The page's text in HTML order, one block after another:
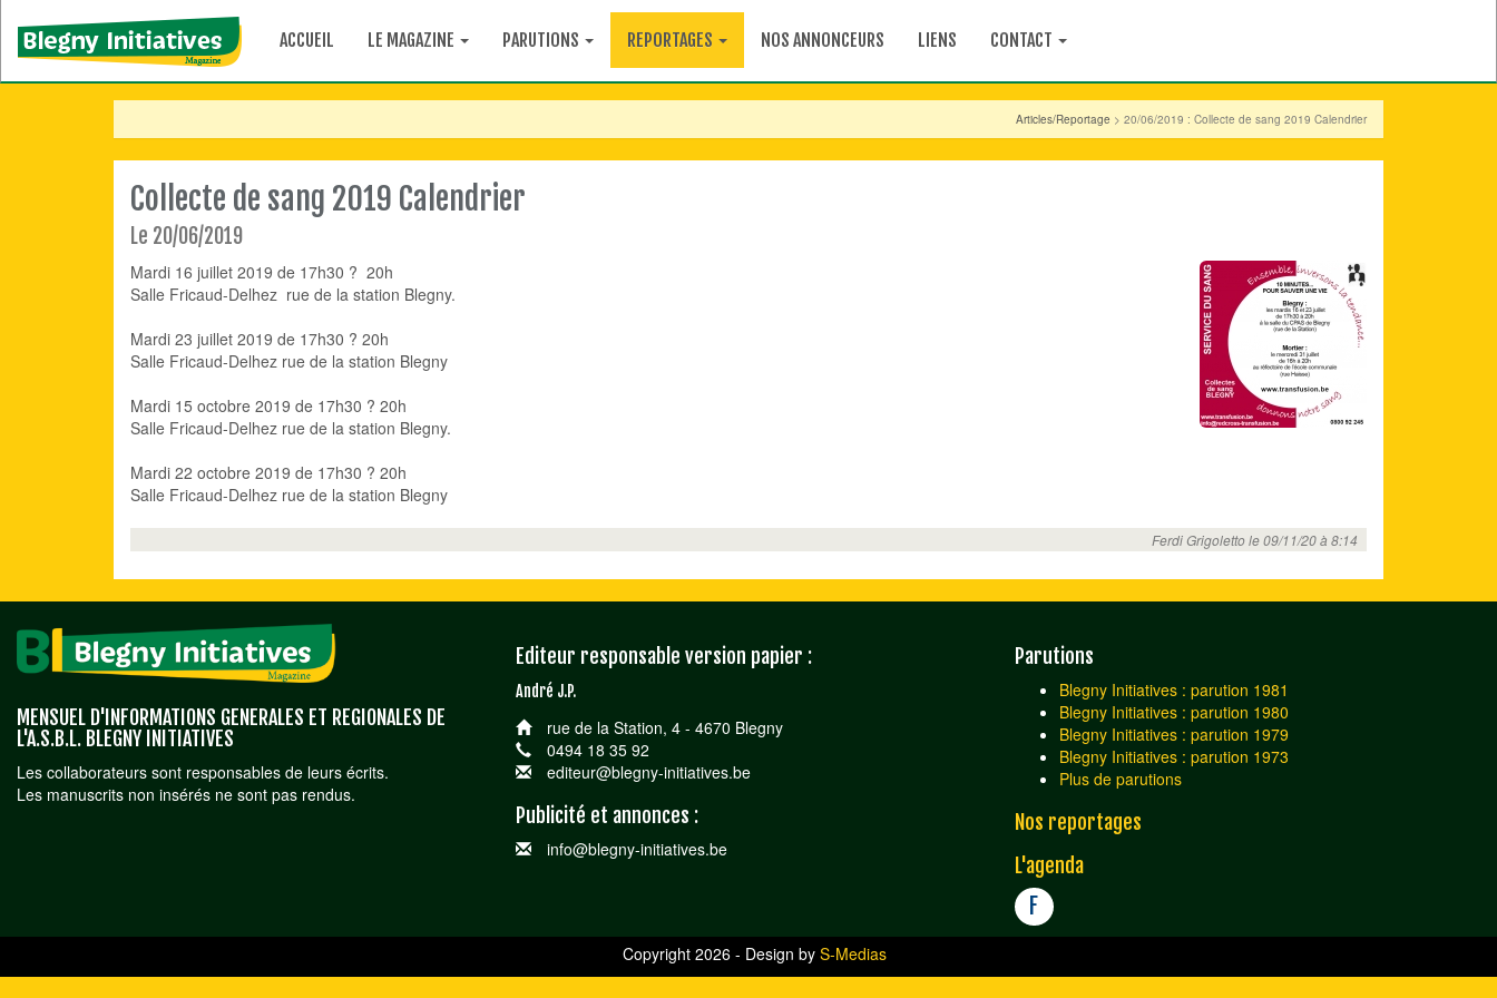
ACCUEIL LE MAGAZINE PARUTIONS REPORTAGES NOS ANNONCEURS LIENS CONTACT
Articles/Reportage > 20/06/2019 : Collecte de sang 2019 Calendrier
Collecte de sang 2019 Calendrier
Le 20/06/2019
Mardi 16 juillet 2019 de 17h30 ? 20h
Salle Fricaud-Delhez rue de la station Blegny.
Mardi 23 juillet 2019 de 17h30 ? 20h
Salle Fricaud-Delhez rue de la station Blegny
Mardi 15 octobre 2019 de 17h30 ? 20h
Salle Fricaud-Delhez rue de la station Blegny.
Mardi 22 octobre 2019 de 17h30 ? 20h
Salle Fricaud-Delhez rue de la station Blegny
Ferdi Grigoletto le 09/11/20 à 8:14
MENSUEL D'INFORMATIONS GENERALES ET REGIONALES DE
L'A.S.B.L. BLEGNY INITIATIVES
Les collaborateurs sont responsables de leurs écrits.
Les manuscrits non insérés ne sont pas rendus.
Editeur responsable version papier :
André J.P.
rue de la Station, 4 - 4670 Blegny
0494 18 35 92
editeur@blegny-initiatives.be
Publicité et annonces :
info@blegny-initiatives.be
Parutions
Blegny Initiatives : parution 1981
Blegny Initiatives : parution 1980
Blegny Initiatives : parution 1979
Blegny Initiatives : parution 1973
Plus de parutions
Nos reportages
L'agenda
F
Copyright 2026 - Design by S-Medias